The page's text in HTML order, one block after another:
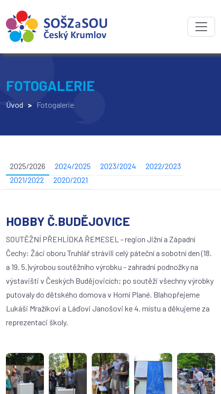
FOTOGALERIE
Úvod > Fotogalerie
2025/2026 2024/2025 2023/2024
2022/2023
2021/2022
2020/2021
HOBBY Č.BUDĚJOVICE
SOUTĚŽNÍ PŘEHLÍDKA ŘEMESEL - region Jižní a Západní
Čechy: Žáci oboru Truhlář strávili celý páteční a sobotní den (18.
a 19. 5.)výrobou soutěžního výrobku - zahradní podnožky na
výstavišti v Českých Budějovicích; po soutěži všechny výrobky
putovaly do dětského domova v Horní Plané. Blahopřejeme
Lukáši Mražíkovi a Láďovi Janošovi ke 4. místu a děkujeme za
reprezentaci školy.